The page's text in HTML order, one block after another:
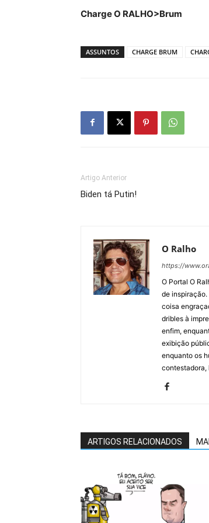
Charge O RALHO>Brum
ASSUNTOS CHARGE BRUM
Artigo Anterior
Biden tá Putin!
O Ralho
https://
O Portal O
de inspiração.
coisa
dribles à
enfim,
exibição
enquanto os
contestadora,
ARTIGOS RELACIONADOS